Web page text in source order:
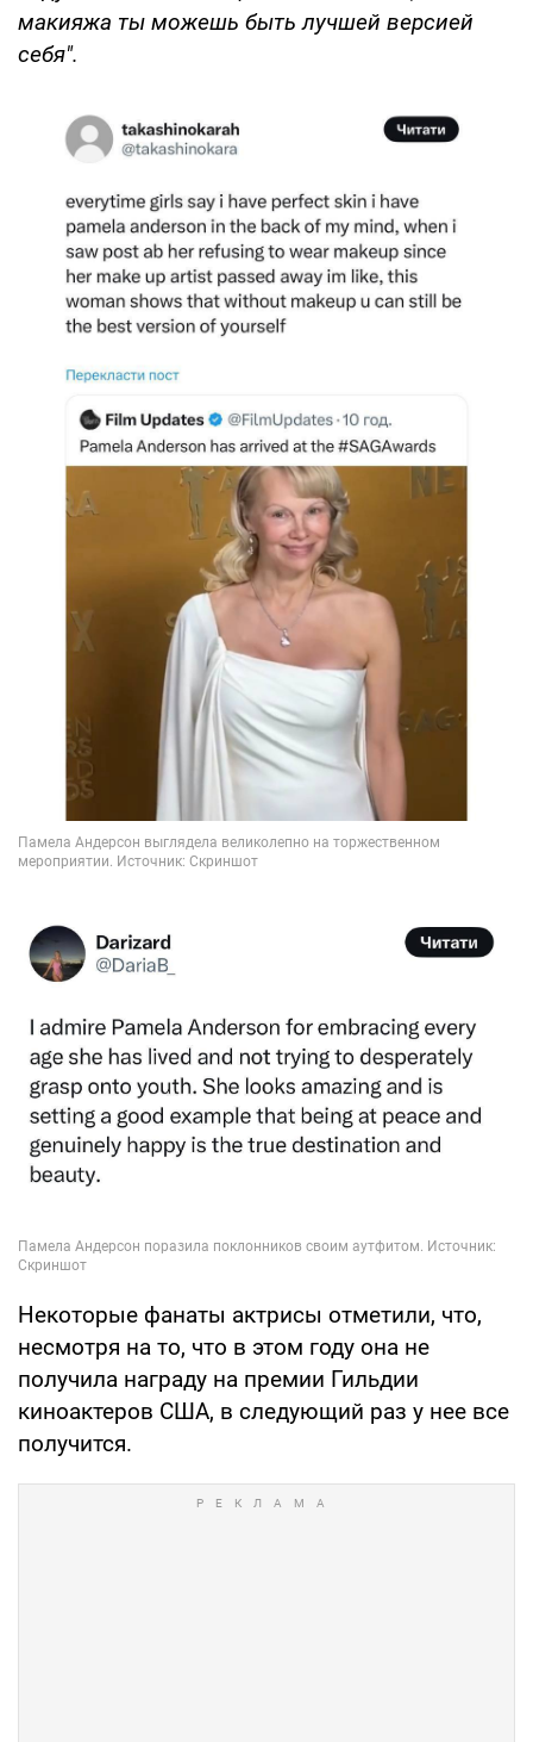
макияжа ты можешь быть лучшей версией
себя".
Некоторые фанаты актрисы отметили, что,
несмотря на то, что в этом году она не
получила награду на премии Гильдии
киноактеров США, в следующий раз у нее все
получится.